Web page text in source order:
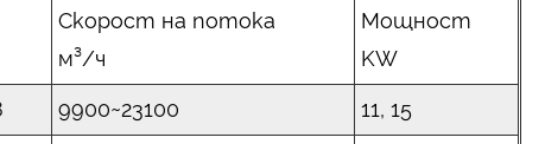
Скорост на потока
м³/ч
Мощност
KW
9900~23100 11, 15